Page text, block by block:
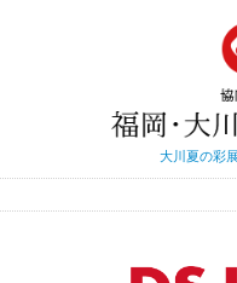
大川夏の彩